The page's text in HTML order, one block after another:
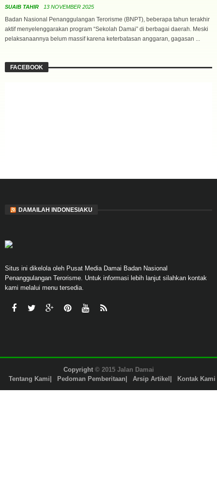
SUAIB TAHIR 13 NOVEMBER 2025
Badan Nasional Penanggulangan Terorisme (BNPT), beberapa tahun terakhir
aktif menyelenggarakan program “Sekolah Damai” di berbagai daerah. Meski
pelaksanaannya belum massif karena keterbatasan anggaran, gagasan ...
FACEBOOK
DAMAILAH INDONESIAKU
Situs ini dikelola oleh Pusat Media Damai Badan Nasional
Penanggulangan Terorisme. Untuk informasi lebih lanjut silahkan kontak
kami melalui menu tersedia.
Copyright© 2015 Jalan Damai
Tentang Kami
Pedoman Pemberitaan Arsip Artikel Kontak Kami